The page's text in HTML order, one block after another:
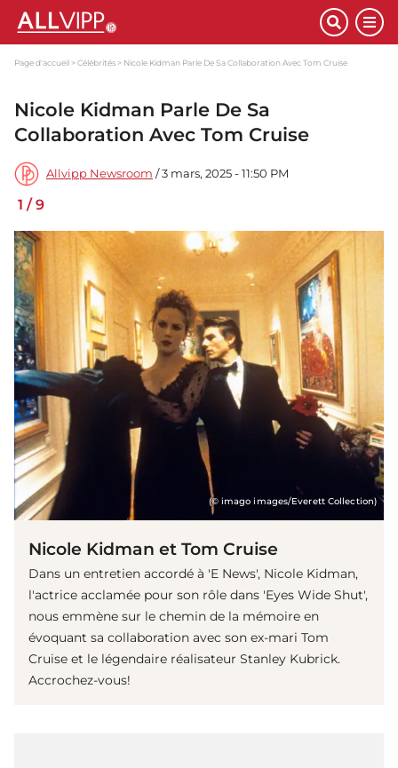
Page d'accueil Célébrités Nicole Kidman Parle De Sa Collaboration Avec Tom Cruise
Nicole Kidman Parle De Sa
Collaboration Avec Tom Cruise
Allvipp Newsroom / 3 mars, 2025 - 11:50 PM
1 /9
(© imago images/Everett Collection)
Nicole Kidman et Tom Cruise
Dans un entretien accordé à 'E News', Nicole Kidman,
l'actrice acclamée pour son rôle dans 'Eyes Wide Shut',
nous emmène sur le chemin de la mémoire en
évoquant sa collaboration avec son ex-mari Tom
Cruise et le légendaire réalisateur Stanley Kubrick.
Accrochez-vous!